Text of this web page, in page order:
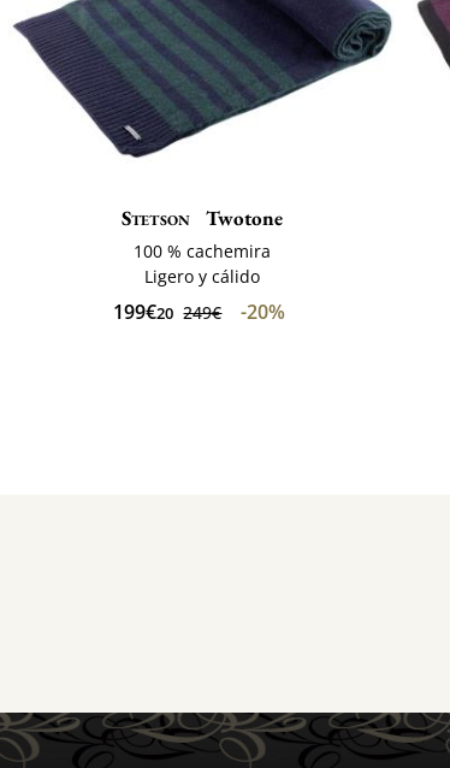
Stetson Twotone
100 % cachemira
Ligero y cálido
199€20 249€ -20%